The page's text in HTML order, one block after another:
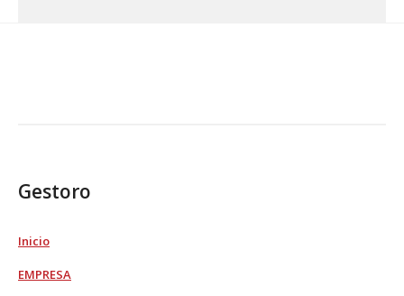
Gestoro
Inicio
EMPRESA